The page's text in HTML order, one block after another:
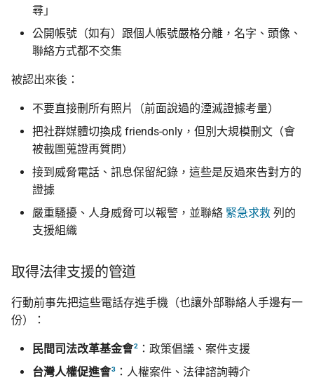
尋」
公開帳號（如有）跟個人帳號嚴格分離，名字、頭像、
聯絡方式都不交集
被認出來後：
不要直接刪所有照片（前面說過的湮滅證據考量）
把社群媒體切換成 friends-only，但別大規模刪文（會
被截圖蒐證再質問）
接到威脅電話、訊息保留紀錄，這些是反過來告對方的
證據
嚴重騷擾、人身威脅可以報警，並聯絡 緊急求救 列的
支援組織
取得法律支援的管道
行動前事先把這些電話存進手機（也讓外部聯絡人手邊有一
份）：
民間司法改革基金會2
：政策倡議、案件支援
台灣人權促進會3
：人權案件、法律諮詢轉介